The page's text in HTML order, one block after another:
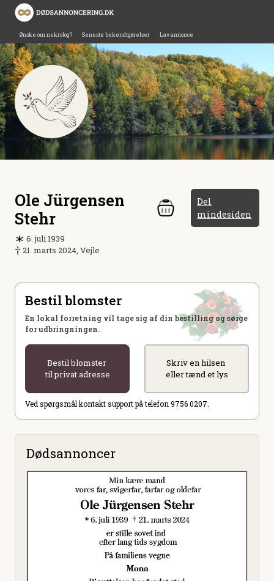
Ønske om nekrolog? Seneste bekendtgørelser Lav annonce
Ole Jürgensen
Stehr
Del
mindesiden
6. juli 1939
21. marts 2024, Vejle
Bestil blomster
En lokal forretning vil tage sig af din bestilling og sørge
for udbringningen.
Bestil blomster
til privat adresse
Skriv en hilsen
eller tænd et lys
Ved spørgsmål kontakt support på telefon 9756 0207.
Dødsannoncer